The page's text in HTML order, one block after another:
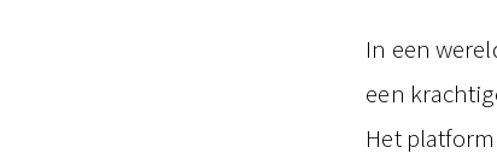
In een
een
Het